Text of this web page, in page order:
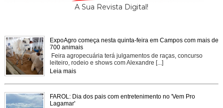
A Sua Revista Digital!
ExpoAgro começa nesta quinta-feira em Campos com mais de
700 animais
Feira agropecuária terá julgamentos de raças, concurso
leiteiro, rodeio e shows com Alexandre [...]
Leia mais
FAROL: Dia dos pais com entretenimento no 'Vem Pro
Lagamar'